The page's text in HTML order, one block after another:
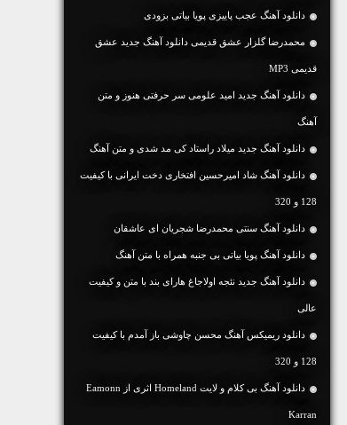
دانلود آهنگ عجب پاییزی پویا بیاتی بزودی
محمدرضا گلزار عشق قدیمی دانلود آهنگ جدید عشق
قدیمی MP3
دانلود آهنگ جديد امید علومی سر حرفتی هنوز و متن
آهنگ
دانلود آهنگ جديد میلاد راستاد کی مد شدی و متن آهنگ
دانلود آهنگ شاد امیرحسین افتخاری دخت ایرانی با کیفیت
128 و 320
دانلود آهنگ سنتی محمدرضا شجریان ای عاشقان
دانلود آهنگ پویا بیاتی بی جنبه همراه با متن آهنگ
دانلود آهنگ جديد نئجه اولاجاغ هارای بند با متن و کیفیت
عالی
دانلود ریمیکس آهنگ محسن چاوشی باز آمدم با کیفیت
128 و 320
دانلود آهنگ بی کلام و لایت Homeland اثری از Eamonn
Karran